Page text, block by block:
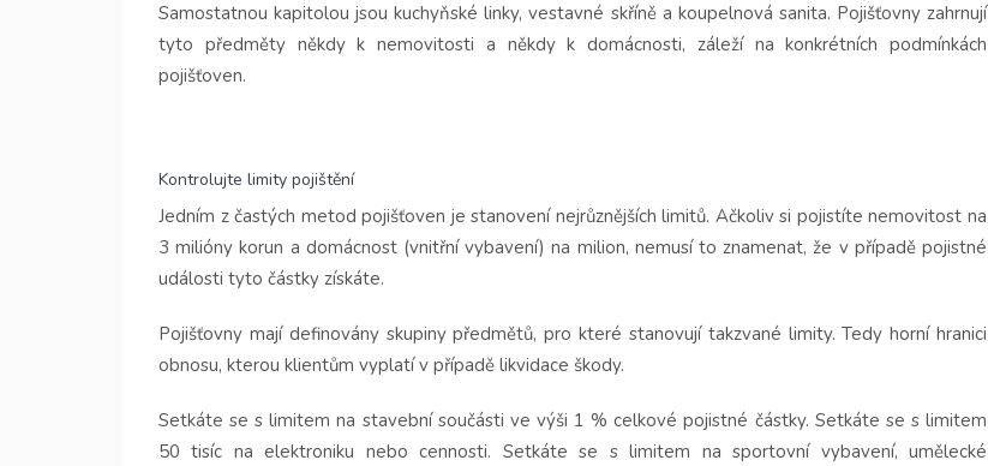
Samostatnou kapitolou jsou kuchyňské linky, vestavné skříně a koupelnová sanita. Pojišťovny zahrnují
tyto předměty někdy k nemovitosti a někdy k domácnosti, záleží na konkrétních podmínkách
pojišťoven.
Kontrolujte limity pojištění
Jedním z častých metod pojišťoven je stanovení nejrůznějších limitů. Ačkoliv si pojistíte nemovitost na
3 milióny korun a domácnost (vnitřní vybavení) na milion, nemusí to znamenat, že v případě pojistné
události tyto částky získáte.
Pojišťovny mají definovány skupiny předmětů, pro které stanovují takzvané limity. Tedy horní hranici
obnosu, kterou klientům vyplatí v případě likvidace škody.
Setkáte se s limitem na stavební součásti ve výši 1 % celkové pojistné částky. Setkáte se s limitem
50 tisíc na elektroniku nebo cennosti. Setkáte se s limitem na sportovní vybavení, umělecké